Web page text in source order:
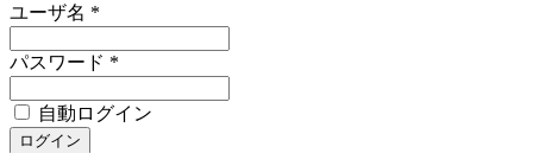
ユーザ名 *
パスワード *
自動ログイン